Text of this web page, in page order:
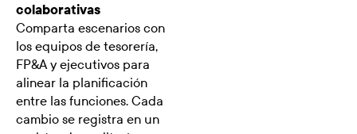
colaborativas
Comparta escenarios con
los equipos de tesorería,
FP&A y ejecutivos para
alinear la planificación
entre las funciones. Cada
cambio se registra en un